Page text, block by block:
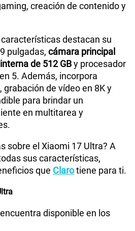
creación de contenido y
destacan su
pulgadas, cámara principal
de 512 GBy procesador
5. Además, incorpora
grabación de vídeo en 8K y
para brindar un
en multitarea y
sobre el Xiaomi 17 Ultra? A
sus características,
que Clarotiene para ti.
disponible en los